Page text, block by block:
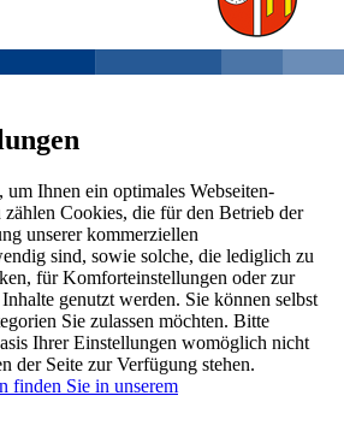
Ihnen ein optimales Webseiten-
Cookies, die für den Betrieb der
unserer kommerziellen
sind, sowie solche, die lediglich zu
für Komforteinstellungen oder zur
genutzt werden. Sie können selbst
Sie zulassen möchten. Bitte
Ihrer Einstellungen womöglich nicht
der Seite zur Verfügung stehen.
finden Sie in unserem